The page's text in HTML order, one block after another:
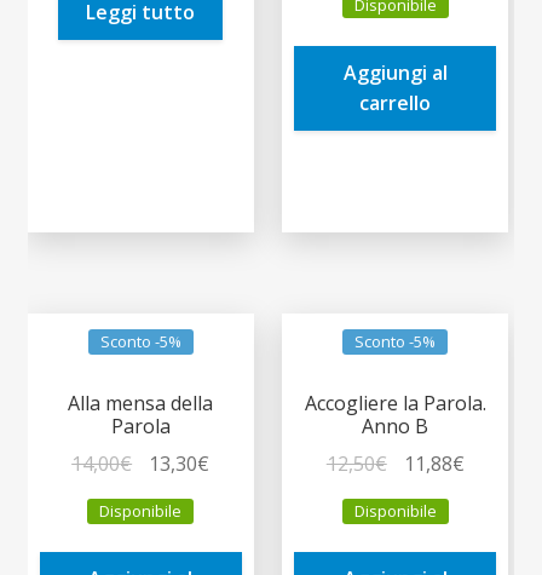
14,00€.
Leggi tutto
originale
era:
12,50€.
è:
Disponibile
Aggiungi al
carrello
Sconto -5%
Alla mensa della
Parola
14,00€
prezzo
originale
era:
13,30€
è:
Disponibile
Sconto -5%
Accogliere la Parola.
Anno B
12,50€
prezzo
originale
era:
11,88€Il
è:
Disponibile